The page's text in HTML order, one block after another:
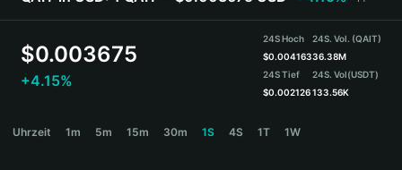
ภาษาไทย
Español
Español (Argentina)
$0.003675
+4.15%
24S Hoch
$0.004163
24S Tief
$0.002126
24S. Vol. (QAIT)
36.38M
24S. Vol(USDT)
133.56K
Uhrzeit 1m 5m 15m 30m 1S 4S 1T 1W